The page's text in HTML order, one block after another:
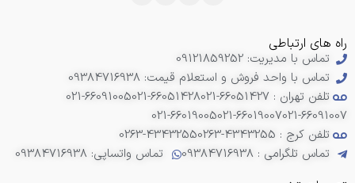
راه های ارتباطی
تماس با مدیریت: 09121859252
تماس با واحد فروش و استعلام قیمت: 09384716938
تلفن تهران : 66051427-021
021-66051428
021-66091005
021-66091007
021-66019007
021-66019005
تلفن کرج : 4343255-0263
0263-4343255
تماس تلگرامی : 09384716938
تماس واتساپی: 09384716938